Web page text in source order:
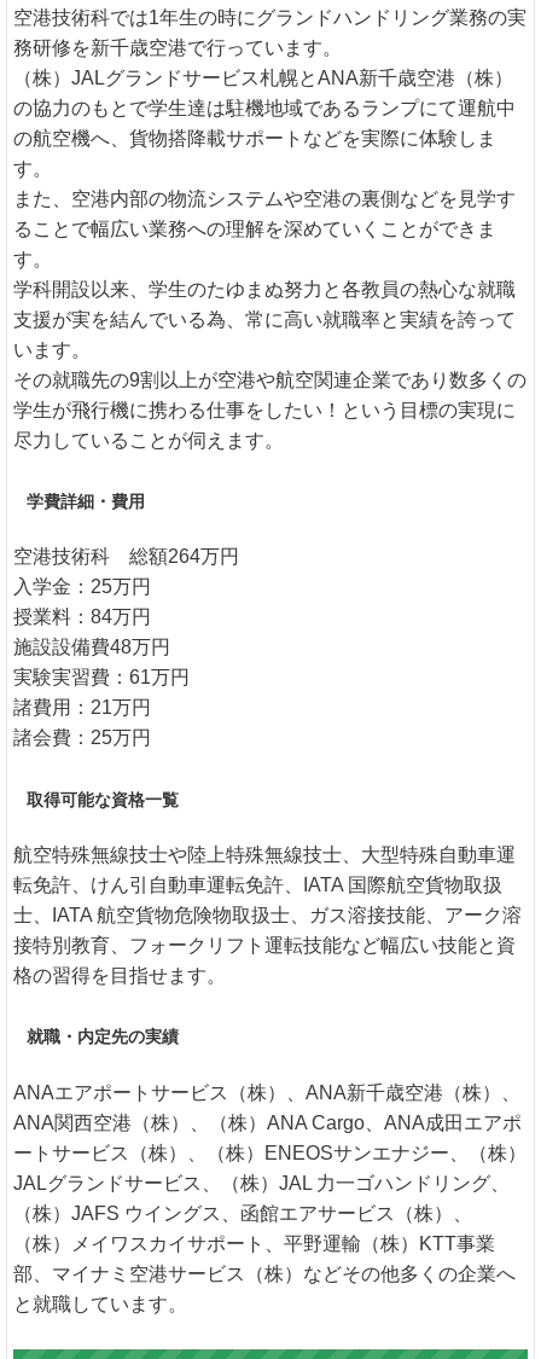
空港技術科では1年生の時にグランドハンドリング業務の実
務研修を新千歳空港で行っています。
（株）JALグランドサービス札幌とANA新千歳空港（株）
の協力のもとで学生達は駐機地域であるランプにて運航中
の航空機へ、貨物搭降載サポートなどを実際に体験しま
す。
また、空港内部の物流システムや空港の裏側などを見学す
ることで幅広い業務への理解を深めていくことができま
す。
学科開設以来、学生のたゆまぬ努力と各教員の熱心な就職
支援が実を結んでいる為、常に高い就職率と実績を誇って
います。
その就職先の9割以上が空港や航空関連企業であり数多くの
学生が飛行機に携わる仕事をしたい！という目標の実現に
尽力していることが伺えます。
学費詳細・費用
空港技術科 総額264万円
入学金：25万円
授業料：84万円
施設設備費48万円
実験実習費：61万円
諸費用：21万円
諸会費：25万円
取得可能な資格一覧
航空特殊無線技士や陸上特殊無線技士、大型特殊自動車運
転免許、けん引自動車運転免許、IATA 国際航空貨物取扱
士、IATA 航空貨物危険物取扱士、ガス溶接技能、アーク溶
接特別教育、フォークリフト運転技能など幅広い技能と資
格の習得を目指せます。
就職・内定先の実績
ANAエアポートサービス（株）、ANA新千歳空港（株）、
ANA関西空港（株）、（株）ANA Cargo、ANA成田エアポ
ートサービス（株）、（株）ENEOSサンエナジー、（株）
JALグランドサービス、（株）JAL 力一ゴハンドリング、
（株）JAFS ウイングス、函館エアサービス（株）、
（株）メイワスカイサポート、平野運輸（株）KTT事業
部、マイナミ空港サービス（株）などその他多くの企業へ
と就職しています。